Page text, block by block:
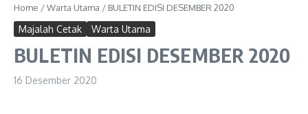
Home /Warta Utama / BULETIN EDISI DESEMBER 2020
Majalah Cetak Warta Utama
BULETIN EDISI DESEMBER 2020
16 Desember 2020